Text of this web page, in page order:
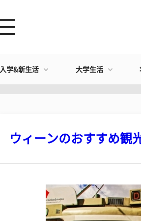
入学&新生活 大学生活
ウィーンのおすすめ観